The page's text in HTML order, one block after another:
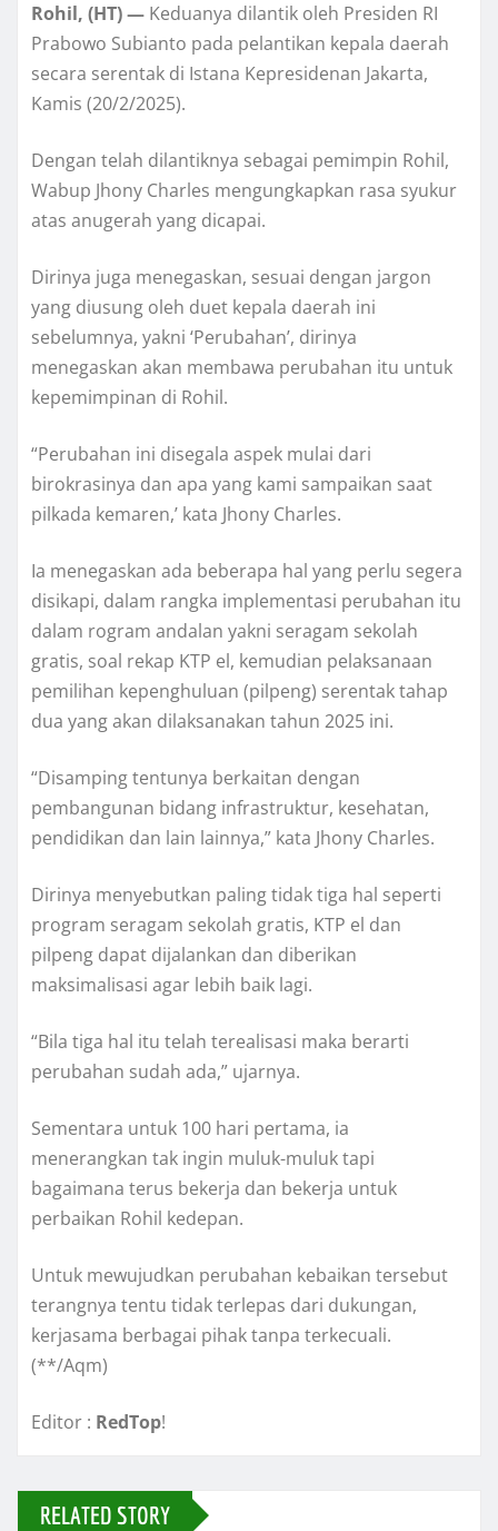
Rohil, (HT) — Keduanya dilantik oleh Presiden RI
Prabowo Subianto pada pelantikan kepala daerah
secara serentak di Istana Kepresidenan Jakarta,
Kamis (20/2/2025).
Dengan telah dilantiknya sebagai pemimpin Rohil,
Wabup Jhony Charles mengungkapkan rasa syukur
atas anugerah yang dicapai.
Dirinya juga menegaskan, sesuai dengan jargon
yang diusung oleh duet kepala daerah ini
sebelumnya, yakni ‘Perubahan’, dirinya
menegaskan akan membawa perubahan itu untuk
kepemimpinan di Rohil.
“Perubahan ini disegala aspek mulai dari
birokrasinya dan apa yang kami sampaikan saat
pilkada kemaren,’ kata Jhony Charles.
Ia menegaskan ada beberapa hal yang perlu segera
disikapi, dalam rangka implementasi perubahan itu
dalam rogram andalan yakni seragam sekolah
gratis, soal rekap KTP el, kemudian pelaksanaan
pemilihan kepenghuluan (pilpeng) serentak tahap
dua yang akan dilaksanakan tahun 2025 ini.
“Disamping tentunya berkaitan dengan
pembangunan bidang infrastruktur, kesehatan,
pendidikan dan lain lainnya,” kata Jhony Charles.
Dirinya menyebutkan paling tidak tiga hal seperti
program seragam sekolah gratis, KTP el dan
pilpeng dapat dijalankan dan diberikan
maksimalisasi agar lebih baik lagi.
“Bila tiga hal itu telah terealisasi maka berarti
perubahan sudah ada,” ujarnya.
Sementara untuk 100 hari pertama, ia
menerangkan tak ingin muluk-muluk tapi
bagaimana terus bekerja dan bekerja untuk
perbaikan Rohil kedepan.
Untuk mewujudkan perubahan kebaikan tersebut
terangnya tentu tidak terlepas dari dukungan,
kerjasama berbagai pihak tanpa terkecuali.
(**/Aqm)
Editor : RedTop!
RELATED STORY